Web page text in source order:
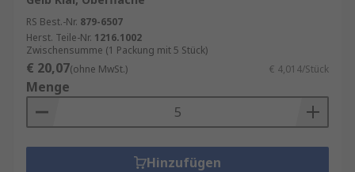
RS Best.-Nr. 879-6507
Herst. Teile-Nr. 1216.1002
Zwischensumme (1 Packung mit 5 Stück)
€ 20,07(ohne MwSt.) € 4,014/Stück
Menge
Hinzufügen